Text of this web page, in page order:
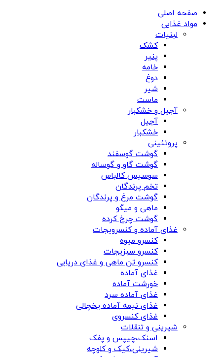
صفحه اصلی
مواد غذایی
لبنیات
کشک
پنیر
خامه
دوغ
شیر
ماست
آجیل و خشکبار
آجیل
خشکبار
پروتئینی
گوشت گوسفند
گوشت گاو و گوساله
سوسیس کالباس
تخم پرندگان
گوشت مرغ و پرندگان
ماهی و میگو
گوشت چرخ کرده
غذای آماده و کنسرویجات
کنسرو میوه
کنسرو سبزیجات
کنسرو تن ماهی و غذای دریایی
غذای آماده
خورشت آماده
غذای آماده سرد
غذای نیمه آماده یخچالی
غذای کنسروی
شیرینی و تنقلات
اسنک،چیپس و پفک
شیرینی،کیک و کلوچه